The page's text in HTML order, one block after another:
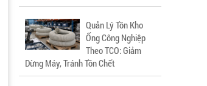
Quản Lý Tồn Kho
Ống Công Nghiệp
Theo TCO: Giảm
Dừng Máy, Tránh Tồn Chết